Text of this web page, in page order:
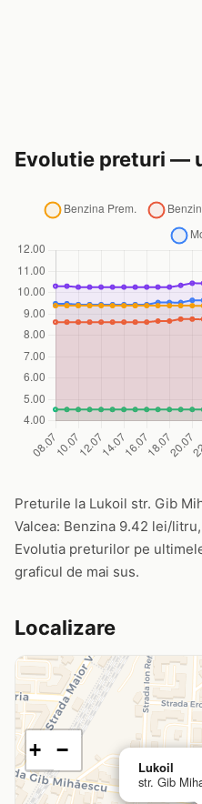
Evolutie preturi —
Preturile la Lukoil str. Gib
Valcea: Benzina 9.42 lei/
Evolutia preturilor pe
graficul de mai sus.
Localizare
Lukoil
str. Gib
+ −